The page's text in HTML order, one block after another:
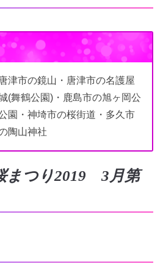
津市の鏡山・唐津市の名護屋
(舞鶴公園)・鹿島市の旭ヶ岡公
園・神埼市の桜街道・多久市
陶山神社
まつり2019 3月第